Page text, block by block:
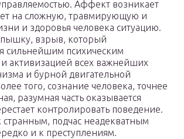
Аффект возникает
на сложную, травмирующую и
и здоровья человека ситуацию.
взрыв, который
сильнейшим психическим
активизацией всех важнейших
и бурной двигательной
того, сознание человека, точнее
разумная часть оказывается
контролировать поведение.
странным, подчас неадекватным
и к преступлениям.